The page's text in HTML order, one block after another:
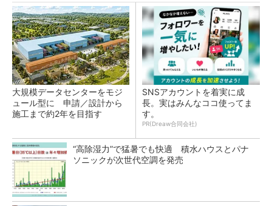
大規模データセンターをモジ
ュール型に 申請／設計から
施工まで約2年を目指す
SNSアカウントを着実に成
長。実はみんなココ使ってま
す。
PR(Dreaw合同会社)
“高除湿力”で猛暑でも快適 積水ハウスとパナ
ソニックが次世代空調を発売